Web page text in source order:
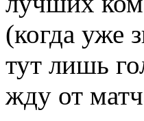
(когда уже
тут лишь
жду от